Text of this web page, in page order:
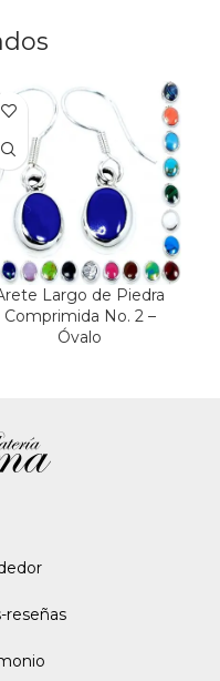
Largo de Piedra
Comprimida No. 2 –
Óvalo